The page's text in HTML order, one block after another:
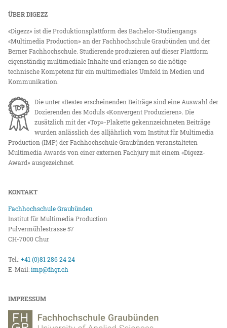
ÜBER DIGEZZ
«Digezz» ist die Produktionsplattform des Bachelor-Studiengangs
«Multimedia Production» an der Fachhochschule Graubünden und der
Berner Fachhochschule. Studierende produzieren auf dieser Plattform
eigenständig multimediale Inhalte und erlangen so die nötige
technische Kompetenz für ein multimediales Umfeld in Medien und
Kommunikation.
Die unter «Beste» erscheinenden Beiträge sind eine Auswahl der
Dozierenden des Moduls «Konvergent Produzieren». Die
zusätzlich mit der «Top»-Plakette gekennzeichneten Beiträge
wurden anlässlich des alljährlich vom Institut für Multimedia
Production (IMP) der Fachhochschule Graubünden veranstalteten
Multimedia Awards von einer externen Fachjury mit einem «Digezz-
Award» ausgezeichnet.
KONTAKT
Fachhochschule Graubünden
Institut für Multimedia Production
Pulvermühlestrasse 57
CH-7000 Chur
Tel.:+41 (0)81 286 24 24
E-Mail:imp@fhgr.ch
IMPRESSUM